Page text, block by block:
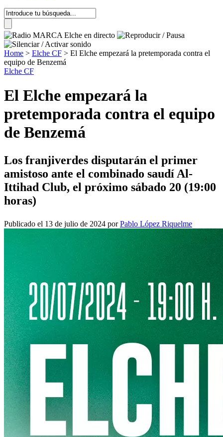
Home > Elche CF > El Elche empezará la pretemporada contra el
equipo de Benzemá
Elche CF
El Elche empezará la
pretemporada contra el equipo
de Benzemá
Los franjiverdes disputarán el primer
amistoso ante el combinado saudí Al-
Ittihad Club, el próximo sábado 20 (19:00
horas)
Publicado el 13 de julio de 2024 porPablo López Riquelme